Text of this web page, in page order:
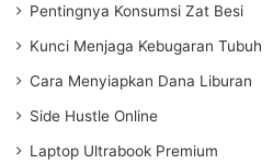
Pentingnya Konsumsi Zat Besi
Kunci Menjaga Kebugaran Tubuh
Cara Menyiapkan Dana Liburan
Side Hustle Online
Laptop Ultrabook Premium